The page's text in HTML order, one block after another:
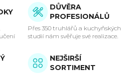
DŮVĚRA
PROFESIONÁLŮ
Přes 350 truhlářů a kuchyňských
studií nám svěřuje své realizace.
NEJŠIRŠÍ
SORTIMENT